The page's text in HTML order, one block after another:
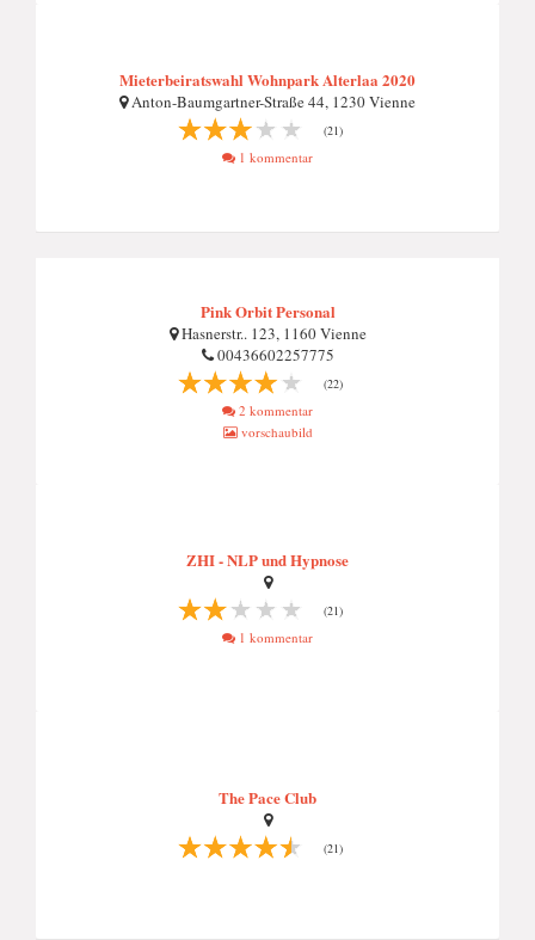
Mieterbeiratswahl Wohnpark Alterlaa 2020
Anton-Baumgartner-Straße 44, 1230 Vienne
(21)
1 kommentar
Pink Orbit Personal
Hasnerstr.. 123, 1160 Vienne
00436602257775
(22)
2 kommentar
vorschaubild
ZHI - NLP und Hypnose
(21)
1 kommentar
The Pace Club
(21)